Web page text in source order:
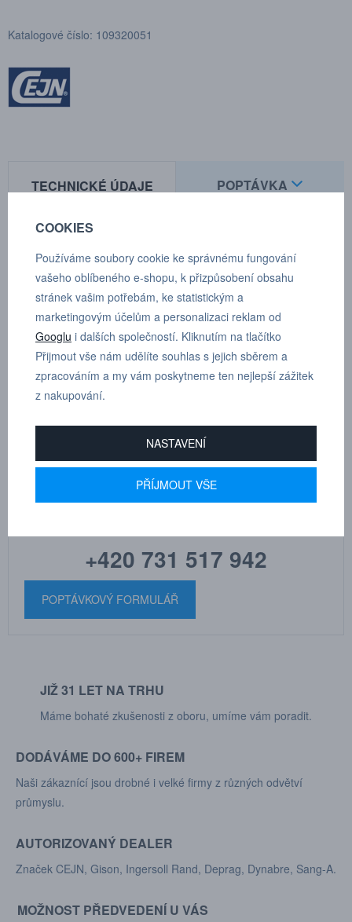
Katalogové číslo: 109320051
TECHNICKÉ ÚDAJE POPTÁVKA
Zakončení: 10 + uzemnění
Napětí: 48 V
Proud: 16 A
Rozměry produktu: L 138 mm W 132 mm H1 104 mm H2 - mm
H3 5 mm
MARTIN
DRHOLEC
+420 731 517 942
POPTÁVKOVÝ FORMULÁŘ
JIŽ 31 LET NA TRHU
Máme bohaté zkušenosti z oboru, umíme vám poradit.
DODÁVÁME DO 600+ FIREM
Naši zákaznící jsou drobné i velké firmy z různých odvětví
průmyslu.
AUTORIZOVANÝ DEALER
Značek CEJN, Gison, Ingersoll Rand, Deprag, Dynabre, Sang-A.
MOŽNOST PŘEDVEDENÍ U VÁS
COOKIES
Používáme soubory cookie ke správnému fungování
vašeho oblíbeného e-shopu, k přizpůsobení obsahu
stránek vašim potřebám, ke statistickým a
marketingovým účelům a personalizaci reklam od
Googlu i dalších společností. Kliknutím na tlačítko
Přijmout vše nám udělíte souhlas s jejich sběrem a
zpracováním a my vám poskytneme ten nejlepší zážitek
z nakupování.
NASTAVENÍ
PŘÍJMOUT VŠE